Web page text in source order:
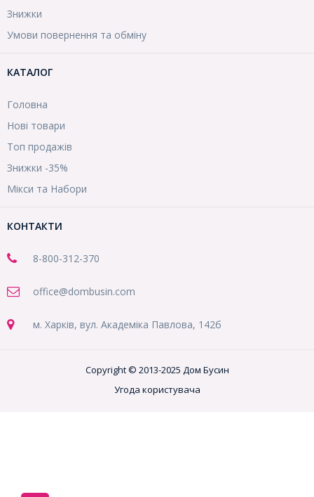
Знижки
Умови повернення та обміну
КАТАЛОГ
Головна
Нові товари
Топ продажів
Знижки -35%
Мікси та Набори
КОНТАКТИ
8-800-312-370
office@dombusin.com
м. Харків, вул. Академіка Павлова, 142б
Copyright © 2013-2025 Дом Бусин
Угода користувача